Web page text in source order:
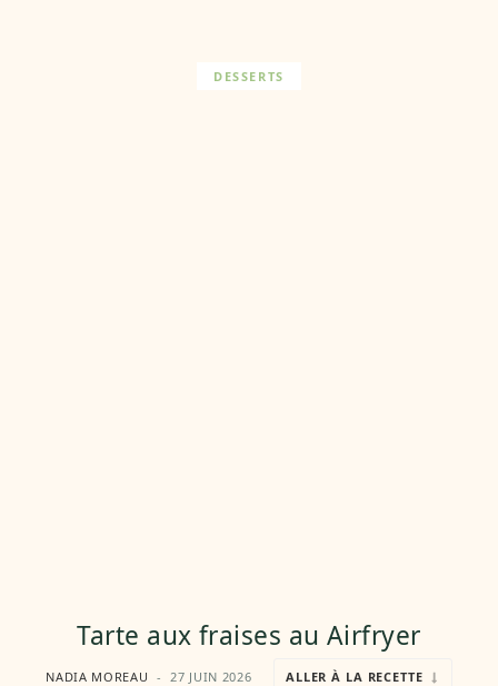
DESSERTS
Tarte aux fraises au Airfryer
NADIA MOREAU 27 JUIN 2026 ALLER À LA RECETTE